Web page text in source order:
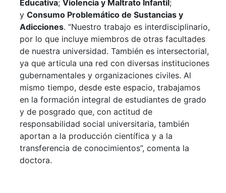
Educativa; Violencia y Maltrato Infantil;
y Consumo Problemático de Sustancias y
Adicciones. “Nuestro trabajo es interdisciplinario,
por lo que incluye miembros de otras facultades
de nuestra universidad. También es intersectorial,
ya que articula una red con diversas instituciones
gubernamentales y organizaciones civiles. Al
mismo tiempo, desde este espacio, trabajamos
en la formación integral de estudiantes de grado
y de posgrado que, con actitud de
responsabilidad social universitaria, también
aportan a la producción científica y a la
transferencia de conocimientos”, comenta la
doctora.